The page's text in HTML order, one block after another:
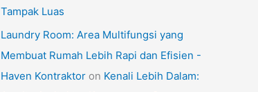
Tampak Luas
Laundry Room: Area Multifungsi yang
Membuat Rumah Lebih Rapi dan Efisien -
Haven Kontraktor on Kenali Lebih Dalam: